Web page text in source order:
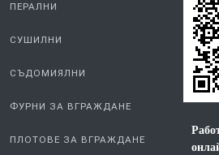
ПЕРАЛНИ
СУШИЛНИ
СЪДОМИЯЛНИ
ФУРНИ ЗА ВГРАЖДАНЕ
ПЛОТОВЕ ЗА ВГРАЖДАНЕ